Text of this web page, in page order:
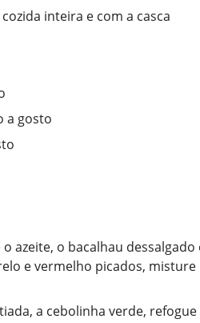
inteira e com a casca
a gosto
azeite, o bacalhau dessalgado
e vermelho picados,
a cebolinha verde,